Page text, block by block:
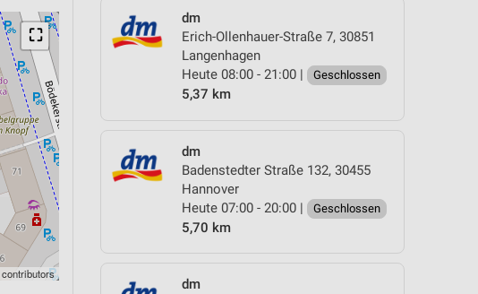
dm
Erich-Ollenhauer-Straße 7, 30851
Langenhagen
Heute 08:00 - 21:00 |
Geschlossen
5,37 km
dm
Badenstedter Straße 132, 30455
Hannover
Heute 07:00 - 20:00 |
Geschlossen
5,70 km
dm
⛶
contributors